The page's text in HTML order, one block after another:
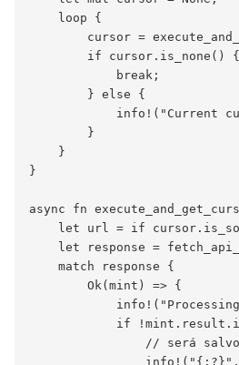
    loop {
cursor =
        if cursor.is_none() {
            break;
        } else {
info!("Current
        }
    }
}
async fn
let url = if
let response =
    match response {
        Ok(mint) => {
if
// será